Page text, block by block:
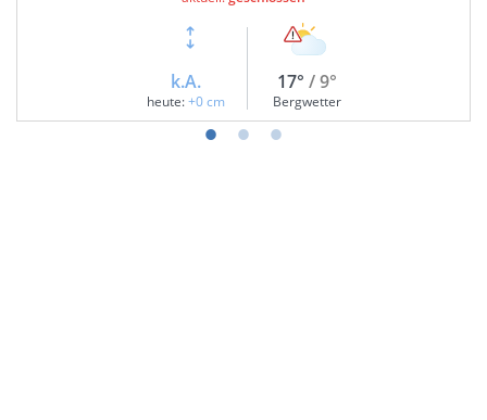
k.A.
heute: +0 cm
17° / 9°
Bergwetter